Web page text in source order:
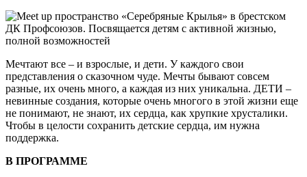
Мечтают все – и взрослые, и дети. У каждого свои
представления о сказочном чуде. Мечты бывают совсем
разные, их очень много, а каждая из них уникальна. ДЕТИ –
невинные создания, которые очень многого в этой жизни еще
не понимают, не знают, их сердца, как хрупкие хрусталики.
Чтобы в целости сохранить детские сердца, им нужна
поддержка.
В ПРОГРАММЕ